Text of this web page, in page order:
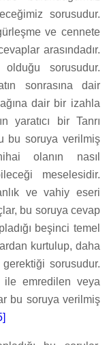
sorusudur.
ve cennete
arasındadır.
sorusudur.
sonrasına dair
dair bir izahla
yaratıcı bir Tanrı
bu soruya verilmiş
olanın nasıl
meselesidir.
ve vahiy eseri
bu soruya cevap
beşinci temel
kurtulup, daha
sorusudur.
ile emredilen veya
bu soruya verilmiş